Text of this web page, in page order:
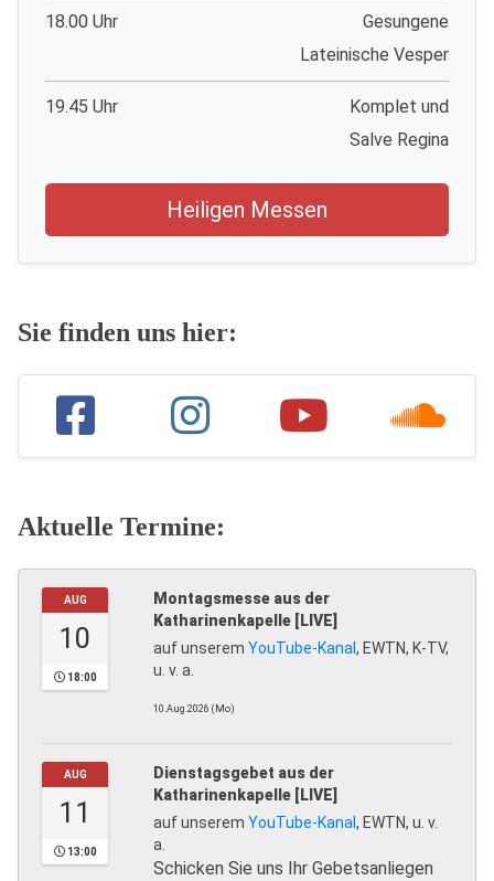
18.00 Uhr
Gesungene
Lateinische Vesper
19.45 Uhr
Komplet und
Salve Regina
Heiligen Messen
Sie finden uns hier:
Aktuelle Termine:
AUG
10
18:00
Montagsmesse aus der
Katharinenkapelle [LIVE]
auf unserem YouTube-Kanal, EWTN, K-TV,
u. v. a.
10.Aug.2026 (Mo)
AUG
11
13:00
Dienstagsgebet aus der
Katharinenkapelle [LIVE]
auf unserem YouTube-Kanal, EWTN, u. v.
a.
Schicken Sie uns Ihr Gebetsanliegen